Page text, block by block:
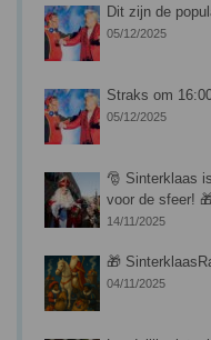
Dit zijn de
05/12/2025
Straks om
05/12/2025
🎅 Sinterklaas
voor de sfeer!
14/11/2025
🎁
04/11/2025